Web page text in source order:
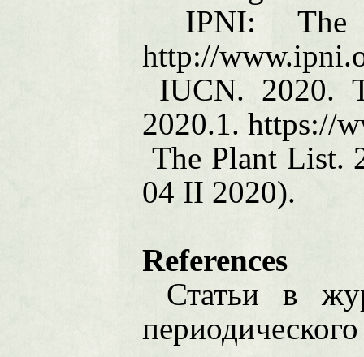
IPNI: The
http://
IUCN. 2020.
2020.1. https://
The Plant List.
04 II 2020).
References
Статьи в